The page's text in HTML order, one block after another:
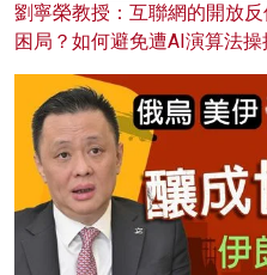
劉寧榮教授：互聯網的開放
困局？如何避免遭AI演算法操